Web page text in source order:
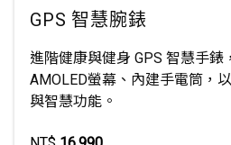
GPS 智慧腕錶
進階健康與健身 GPS 智慧手錶
AMOLED螢幕、內建手電筒，
與智慧功能。